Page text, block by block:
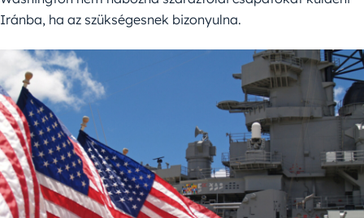
Iránba, ha az szükségesnek bizonyulna.